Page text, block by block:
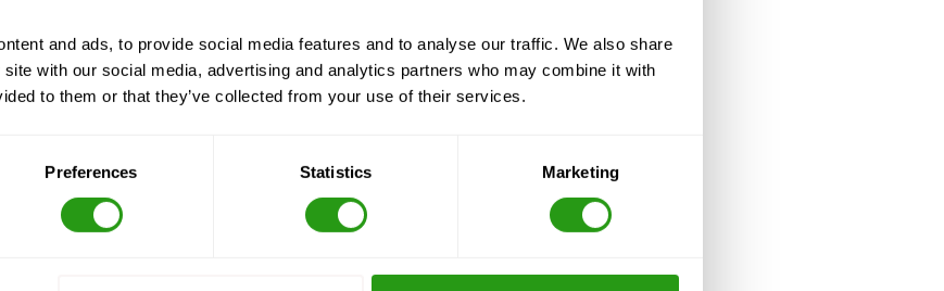
and ads, to provide social media features and to analyse our traffic. We also share
with our social media, advertising and analytics partners who may combine it with
to them or that they’ve collected from your use of their services.
Preferences Statistics Marketing
na żywo)